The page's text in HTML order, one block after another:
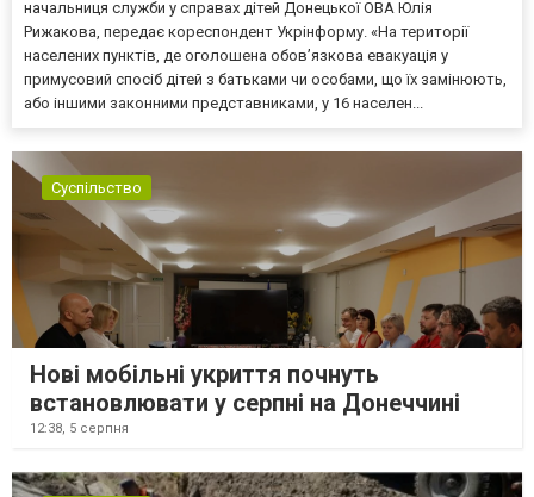
начальниця служби у справах дітей Донецької ОВА Юлія
Рижакова, передає кореспондент Укрінформу. «На території
населених пунктів, де оголошена обов’язкова евакуація у
примусовий спосіб дітей з батьками чи особами, що їх замінюють,
або іншими законними представниками, у 16 населен...
Суспільство
Нові мобільні укриття почнуть
встановлювати у серпні на Донеччині
12:38, 5 серпня